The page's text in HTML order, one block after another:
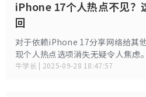
iPhone 17个人热点不见？
回
对于依赖iPhone 17分享网络给其
现个人热点选项消失无疑令人焦虑
转化为Wi-Fi信号，供平板、电脑等
牛学长 | 2025-09-28 18:47:57